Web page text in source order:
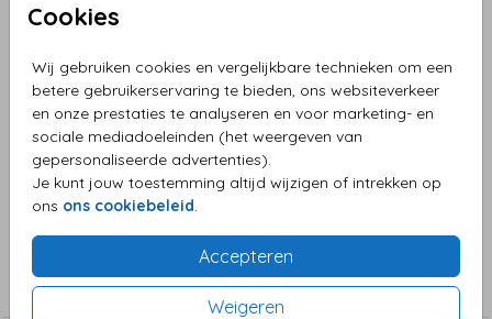
Cookies
Wij gebruiken cookies en vergelijkbare technieken om een
betere gebruikerservaring te bieden, ons websiteverkeer
en onze prestaties te analyseren en voor marketing- en
sociale mediadoeleinden (het weergeven van
gepersonaliseerde advertenties).
Je kunt jouw toestemming altijd wijzigen of intrekken op
ons ons cookiebeleid.
Accepteren
Weigeren
Productinformatie
Omschrijving
Geboortekaartje jongen houten bakfiets met broertje en
rennend zusje. Let op, dit is geen goudfolie, maar
goudlook. Mocht je goudfolie graag willen, laat gerust
weten.
Jongenskaart